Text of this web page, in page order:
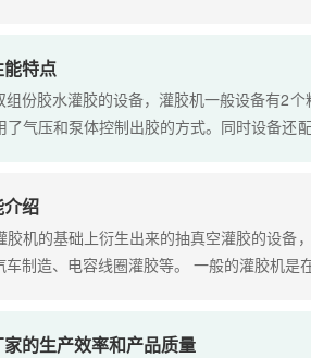
特点
份胶水灌胶的设备，灌胶机一般设备有2
气压和泵体控制出胶的方式。同时设备还
绍
机的基础上衍生出来的抽真空灌胶的设
制造、电容线圈灌胶等。 一般的灌胶机
的生产效率和产品质量